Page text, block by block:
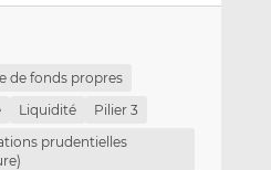
de fonds propres
Liquidité
Pilier 3
prudentielles